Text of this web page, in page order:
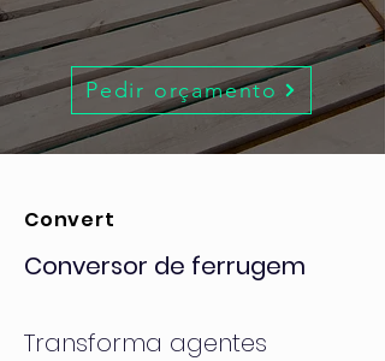
Pedir orçamento
Convert
Conversor de ferrugem
Transforma agentes